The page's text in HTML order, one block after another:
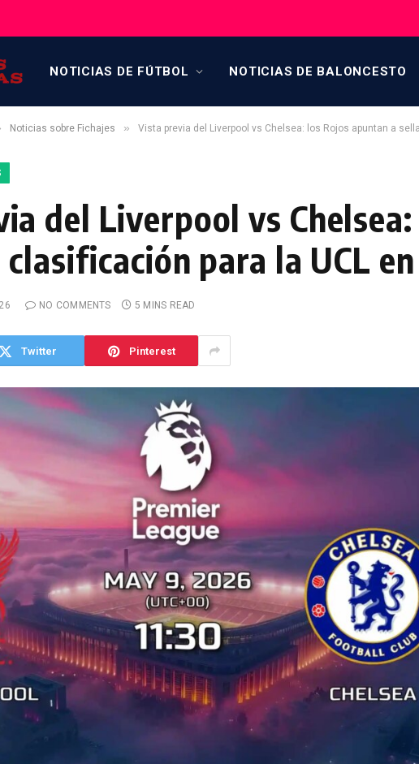
NOTICIAS DE FÚTBOL NOTICIAS DE BALONCESTO
Noticias sobre Fichajes » Vista previa del Liverpool vs Chelsea: los Rojos apuntan a
del Liverpool vs
para la UCL
NO COMMENTS 5 MINS READ
Twitter Pinterest